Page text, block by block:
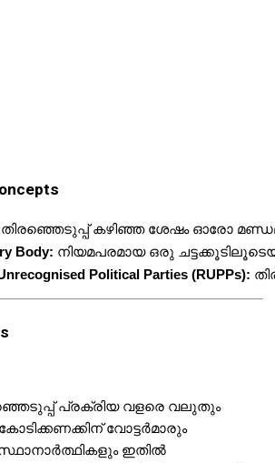
തിരഞ്ഞെടുപ്പ് കഴിഞ്ഞ ശേഷം ഓരോ
Body: നിയമപരമായ ഒരു
Political Parties (RUPPs):
പ്രക്രിയ വളരെ വലുതും
വോട്ടർമാരും
ഇതിൽ